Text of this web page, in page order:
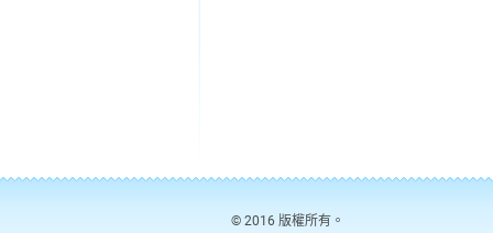
© 2016 版權所有。